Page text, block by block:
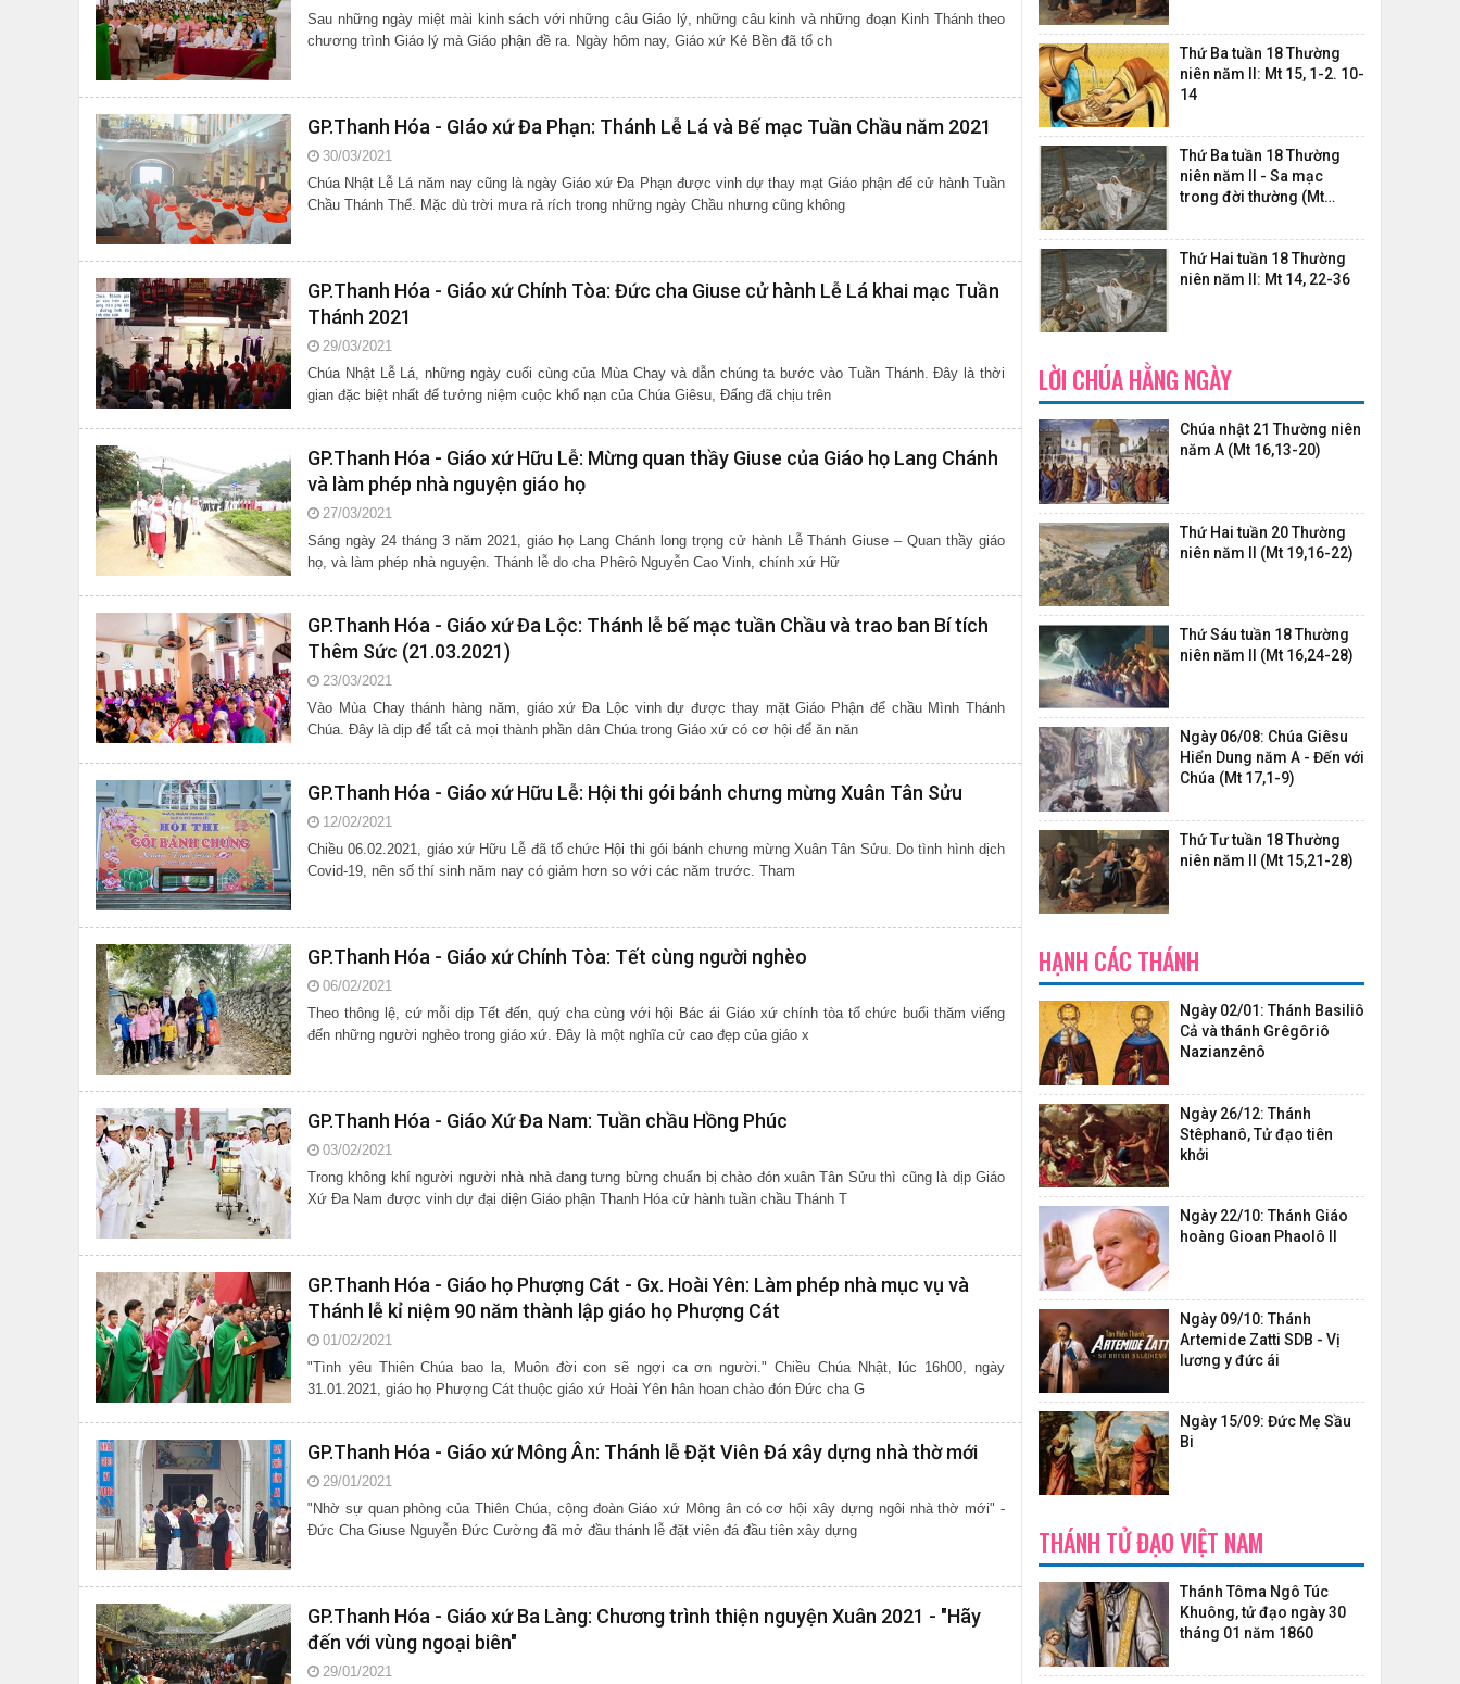
Sau những ngày miệt mài kinh sách với những câu Giáo lý, những câu kinh và những đoạn Kinh Thánh theo
chương trình Giáo lý mà Giáo phận đề ra. Ngày hôm nay, Giáo xứ Kẻ Bền đã tổ ch
GP.Thanh Hóa - GIáo xứ Đa Phạn: Thánh Lễ Lá và Bế mạc Tuần Chầu năm 2021
30/03/2021
Chúa Nhật Lễ Lá năm nay cũng là ngày Giáo xứ Đa Phạn được vinh dự thay mạt Giáo phận để cử hành Tuần
Chầu Thánh Thể. Mặc dù trời mưa rả rích trong những ngày Chầu nhưng cũng không
GP.Thanh Hóa - Giáo xứ Chính Tòa: Đức cha Giuse cử hành Lễ Lá khai mạc Tuần
Thánh 2021
29/03/2021
Chúa Nhật Lễ Lá, những ngày cuối cùng của Mùa Chay và dẫn chúng ta bước vào Tuần Thánh. Đây là thời
gian đặc biệt nhất để tưởng niệm cuộc khổ nạn của Chúa Giêsu, Đấng đã chịu trên
GP.Thanh Hóa - Giáo xứ Hữu Lễ: Mừng quan thầy Giuse của Giáo họ Lang Chánh
và làm phép nhà nguyện giáo họ
27/03/2021
Sáng ngày 24 tháng 3 năm 2021, giáo họ Lang Chánh long trọng cử hành Lễ Thánh Giuse – Quan thầy giáo
họ, và làm phép nhà nguyện. Thánh lễ do cha Phêrô Nguyễn Cao Vinh, chính xứ Hữ
GP.Thanh Hóa - Giáo xứ Đa Lộc: Thánh lễ bế mạc tuần Chầu và trao ban Bí tích
Thêm Sức (21.03.2021)
23/03/2021
Vào Mùa Chay thánh hàng năm, giáo xứ Đa Lộc vinh dự được thay mặt Giáo Phận để chầu Mình Thánh
Chúa. Đây là dịp để tất cả mọi thành phần dân Chúa trong Giáo xứ có cơ hội để ăn năn
GP.Thanh Hóa - Giáo xứ Hữu Lễ: Hội thi gói bánh chưng mừng Xuân Tân Sửu
12/02/2021
Chiều 06.02.2021, giáo xứ Hữu Lễ đã tổ chức Hội thi gói bánh chưng mừng Xuân Tân Sửu. Do tình hình dịch
Covid-19, nên số thí sinh năm nay có giảm hơn so với các năm trước. Tham
GP.Thanh Hóa - Giáo xứ Chính Tòa: Tết cùng người nghèo
06/02/2021
Theo thông lệ, cứ mỗi dịp Tết đến, quý cha cùng với hội Bác ái Giáo xứ chính tòa tổ chức buổi thăm viếng
đến những người nghèo trong giáo xứ. Đây là một nghĩa cử cao đẹp của giáo x
GP.Thanh Hóa - Giáo Xứ Đa Nam: Tuần chầu Hồng Phúc
03/02/2021
Trong không khí người người nhà nhà đang tưng bừng chuẩn bị chào đón xuân Tân Sửu thì cũng là dịp Giáo
Xứ Đa Nam được vinh dự đại diện Giáo phận Thanh Hóa cử hành tuần chầu Thánh T
GP.Thanh Hóa - Giáo họ Phượng Cát - Gx. Hoài Yên: Làm phép nhà mục vụ và
Thánh lễ kỉ niệm 90 năm thành lập giáo họ Phượng Cát
01/02/2021
"Tình yêu Thiên Chúa bao la, Muôn đời con sẽ ngợi ca ơn người." Chiều Chúa Nhật, lúc 16h00, ngày
31.01.2021, giáo họ Phượng Cát thuộc giáo xứ Hoài Yên hân hoan chào đón Đức cha G
GP.Thanh Hóa - Giáo xứ Mông Ân: Thánh lễ Đặt Viên Đá xây dựng nhà thờ mới
29/01/2021
"Nhờ sự quan phòng của Thiên Chúa, cộng đoàn Giáo xứ Mông ân có cơ hội xây dựng ngôi nhà thờ mới" -
Đức Cha Giuse Nguyễn Đức Cường đã mở đầu thánh lễ đặt viên đá đầu tiên xây dựng
GP.Thanh Hóa - Giáo xứ Ba Làng: Chương trình thiện nguyện Xuân 2021 - "Hãy
đến với vùng ngoại biên"
29/01/2021
Thứ Ba tuần 18 Thường
niên năm II: Mt 15, 1-2. 10-
14
Thứ Ba tuần 18 Thường
niên năm II - Sa mạc
trong đời thường (Mt
Thứ Hai tuần 18 Thường
niên năm II: Mt 14, 22-36
LỜI CHÚA HẰNG NGÀY
Chúa nhật 21 Thường niên
năm A (Mt 16,13-20)
Thứ Hai tuần 20 Thường
niên năm II (Mt 19,16-22)
Thứ Sáu tuần 18 Thường
niên năm II (Mt 16,24-28)
Ngày 06/08: Chúa Giêsu
Hiển Dung năm A - Đến với
Chúa (Mt 17,1-9)
Thứ Tư tuần 18 Thường
niên năm II (Mt 15,21-28)
HẠNH CÁC THÁNH
Ngày 02/01: Thánh Basiliô
Cả và thánh Grêgôriô
Nazianzênô
Ngày 26/12: Thánh
Stêphanô, Tử đạo tiên
khởi
Ngày 22/10: Thánh Giáo
hoàng Gioan Phaolô II
Ngày 09/10: Thánh
Artemide Zatti SDB - Vị
lương y đức ái
Ngày 15/09: Đức Mẹ Sầu
Bi
THÁNH TỬ ĐẠO VIỆT NAM
Thánh Tôma Ngô Túc
Khuông, tử đạo ngày 30
tháng 01 năm 1860